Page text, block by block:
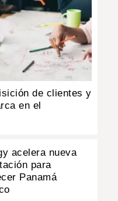
de clientes y
en el
acelera nueva
para
Panamá